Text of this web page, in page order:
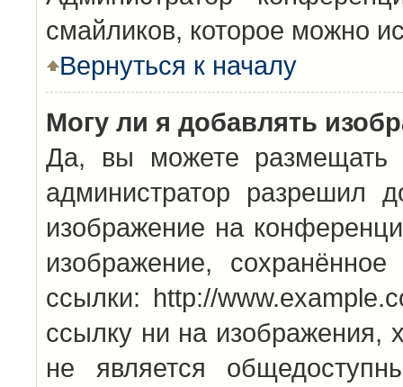
смайликов, которое можно
Вернуться к началу
Могу ли я добавлять
Да, вы можете размещать
администратор разрешил
изображение на
изображение,
ссылки: http://
ссылку ни на
не является